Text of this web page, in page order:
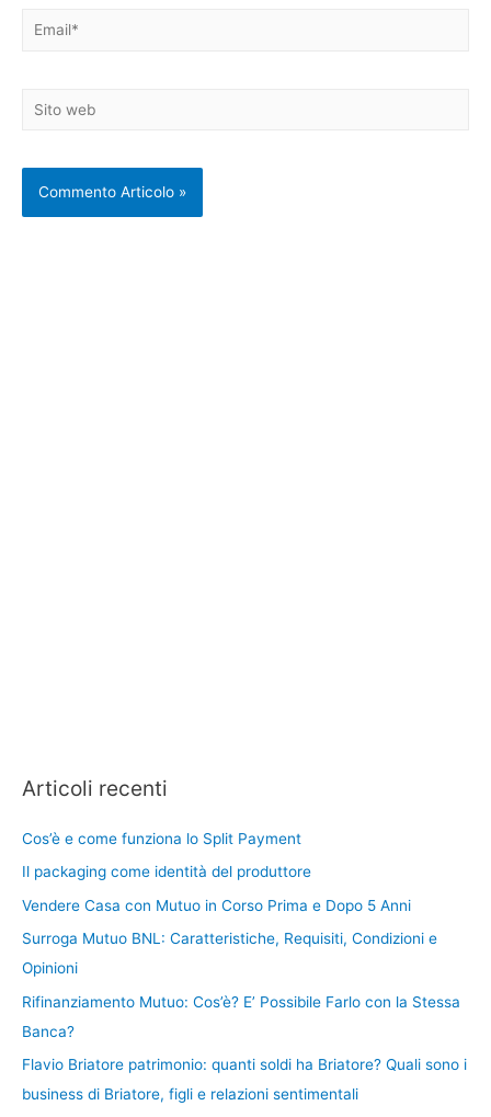
Email*
Sito
Articoli recenti
Cos’è e come funziona lo Split Payment
Il packaging come identità del produttore
Vendere Casa con Mutuo in Corso Prima e Dopo 5 Anni
Surroga Mutuo BNL: Caratteristiche, Requisiti, Condizioni e
Opinioni
Rifinanziamento Mutuo: Cos’è? E’ Possibile Farlo con la Stessa
Banca?
Flavio Briatore patrimonio: quanti soldi ha Briatore? Quali sono i
business di Briatore, figli e relazioni sentimentali